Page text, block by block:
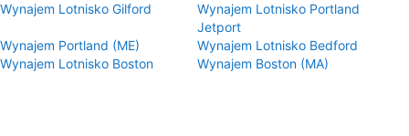
Wynajem Lotnisko Gilford
Wynajem Lotnisko Portland
Jetport
Wynajem Portland (ME)
Wynajem Lotnisko Bedford
Wynajem Lotnisko Boston
Wynajem Boston (MA)